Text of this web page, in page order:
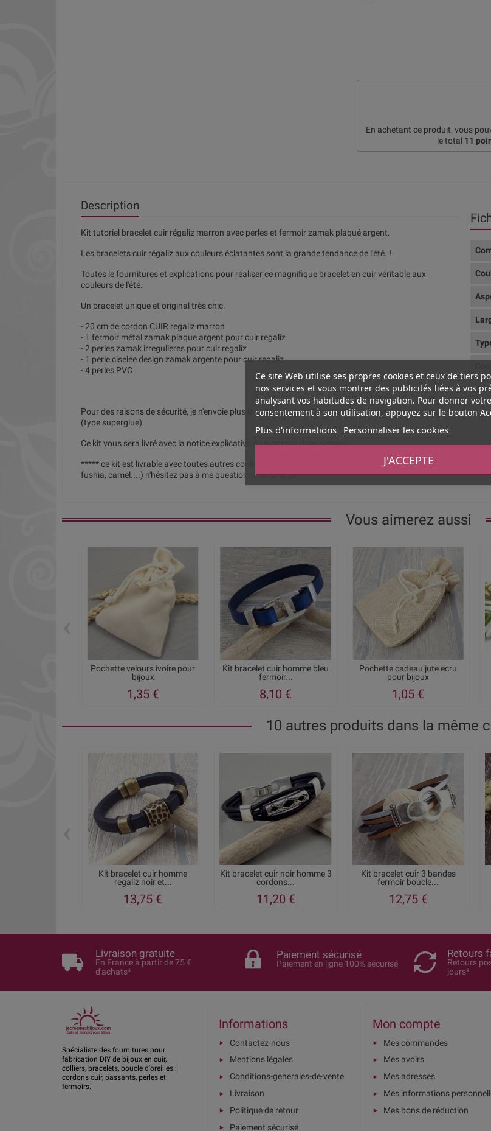
En achetant ce produit, vous
le total 11
Description
Kit tutoriel bracelet cuir régaliz marron avec perles et fermoir zamak plaqué argent.
Les bracelets cuir régaliz aux couleurs éclatantes sont la grande tendance de l'été..!
Toutes le fournitures et explications pour réaliser ce magnifique bracelet en cuir véritable aux
couleurs de l'été.
Un bracelet unique et original très chic.
- 20 cm de cordon CUIR regaliz marron
- 1 fermoir métal zamak plaque argent pour cuir regaliz
- 2 perles zamak irregulieres pour cuir regaliz
- 1 perle ciselée design zamak argente pour cuir regaliz
- 4 perles PVC
Pour des raisons de sécurité, je n'envoie plus la colle avec le kit, je vous conseille la cyanoacrylate
(type superglue).
Ce kit vous sera livré avec la notice explicative de montage (très simple).
***** ce kit est livrable avec toutes autres couleurs de cuir (noir, marron, vert, rose, bleu, turquoise,
fushia, camel....) n'hésitez pas à me questionner à ce sujet*****
Vous aimerez aussi
Pochette velours ivoire pour
bijoux
1,35 €
Kit bracelet cuir homme bleu
fermoir...
8,10 €
Pochette cadeau jute ecru
pour bijoux
1,05 €
10 autres produits dans la même
Kit bracelet cuir homme
regaliz noir et...
13,75 €
Kit bracelet cuir noir homme 3
cordons...
11,20 €
Kit bracelet cuir 3 bandes
fermoir boucle...
12,75 €
Livraison gratuite
En France à partir de 75 €
d'achats*
Paiement sécurisé
Paiement en ligne 100% sécurisé
Retours
Retours
jours*
Spécialiste des fournitures pour
fabrication DIY de bijoux en cuir,
colliers, bracelets, boucle d'oreilles :
cordons cuir, passants, perles et
fermoirs.
Informations
Contactez-nous
Mentions légales
Conditions-generales-de-vente
Livraison
Politique de retour
Paiement sécurisé
Mon compte
Mes commandes
Mes avoirs
Mes adresses
Mes informations
Mes bons de réduction
Ce site Web utilise ses propres cookies et ceux de tiers
nos services et vous montrer des publicités liées à vos
analysant vos habitudes de navigation. Pour donner votre
consentement à son utilisation, appuyez sur le bouton
Plus d'informations Personnaliser les cookies
J'ACCEPTE